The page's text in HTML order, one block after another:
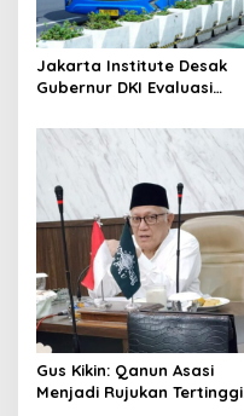
Jakarta Institute Desak
Gubernur DKI Evaluasi
Penumpang Diturunkan
Gus Kikin: Qanun Asasi
Menjadi Rujukan Tertinggi